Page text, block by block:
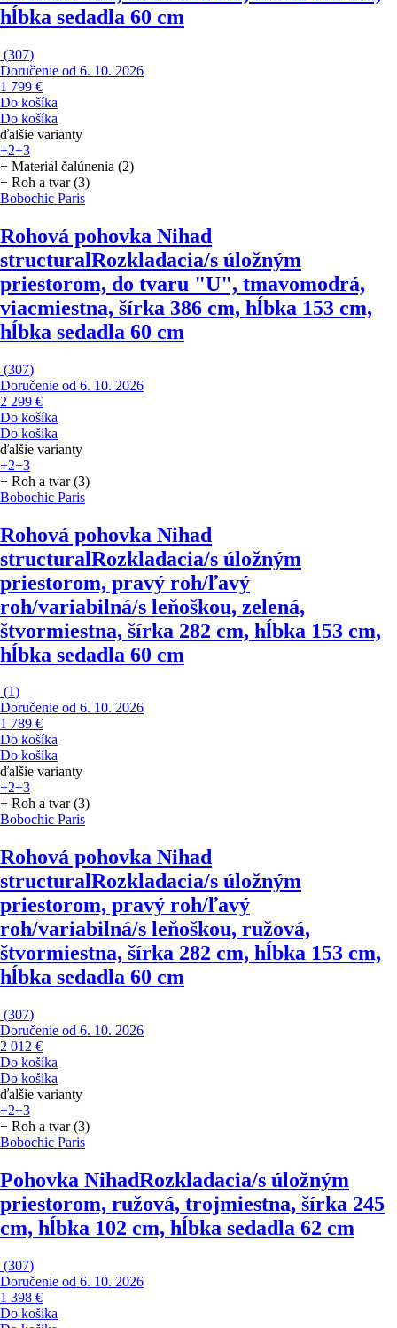
hĺbka sedadla 60 cm
(307)
Doručenie od 6. 10. 2026
1 799 €
Do košíka
Do košíka
ďalšie varianty
+2+3
+ Materiál čalúnenia (2)
+ Roh a tvar (3)
Bobochic Paris
Rohová pohovka Nihad
structuralRozkladacia/s úložným
priestorom, do tvaru "U", tmavomodrá,
viacmiestna, šírka 386 cm, hĺbka 153 cm,
hĺbka sedadla 60 cm
(307)
Doručenie od 6. 10. 2026
2 299 €
Do košíka
Do košíka
ďalšie varianty
+2+3
+ Roh a tvar (3)
Bobochic Paris
Rohová pohovka Nihad
structuralRozkladacia/s úložným
priestorom, pravý roh/ľavý
roh/variabilná/s leňoškou, zelená,
štvormiestna, šírka 282 cm, hĺbka 153 cm,
hĺbka sedadla 60 cm
(1)
Doručenie od 6. 10. 2026
1 789 €
Do košíka
Do košíka
ďalšie varianty
+2+3
+ Roh a tvar (3)
Bobochic Paris
Rohová pohovka Nihad
structuralRozkladacia/s úložným
priestorom, pravý roh/ľavý
roh/variabilná/s leňoškou, ružová,
štvormiestna, šírka 282 cm, hĺbka 153 cm,
hĺbka sedadla 60 cm
(307)
Doručenie od 6. 10. 2026
2 012 €
Do košíka
Do košíka
ďalšie varianty
+2+3
+ Roh a tvar (3)
Bobochic Paris
Pohovka NihadRozkladacia/s úložným
priestorom, ružová, trojmiestna, šírka 245
cm, hĺbka 102 cm, hĺbka sedadla 62 cm
(307)
Doručenie od 6. 10. 2026
1 398 €
Do košíka